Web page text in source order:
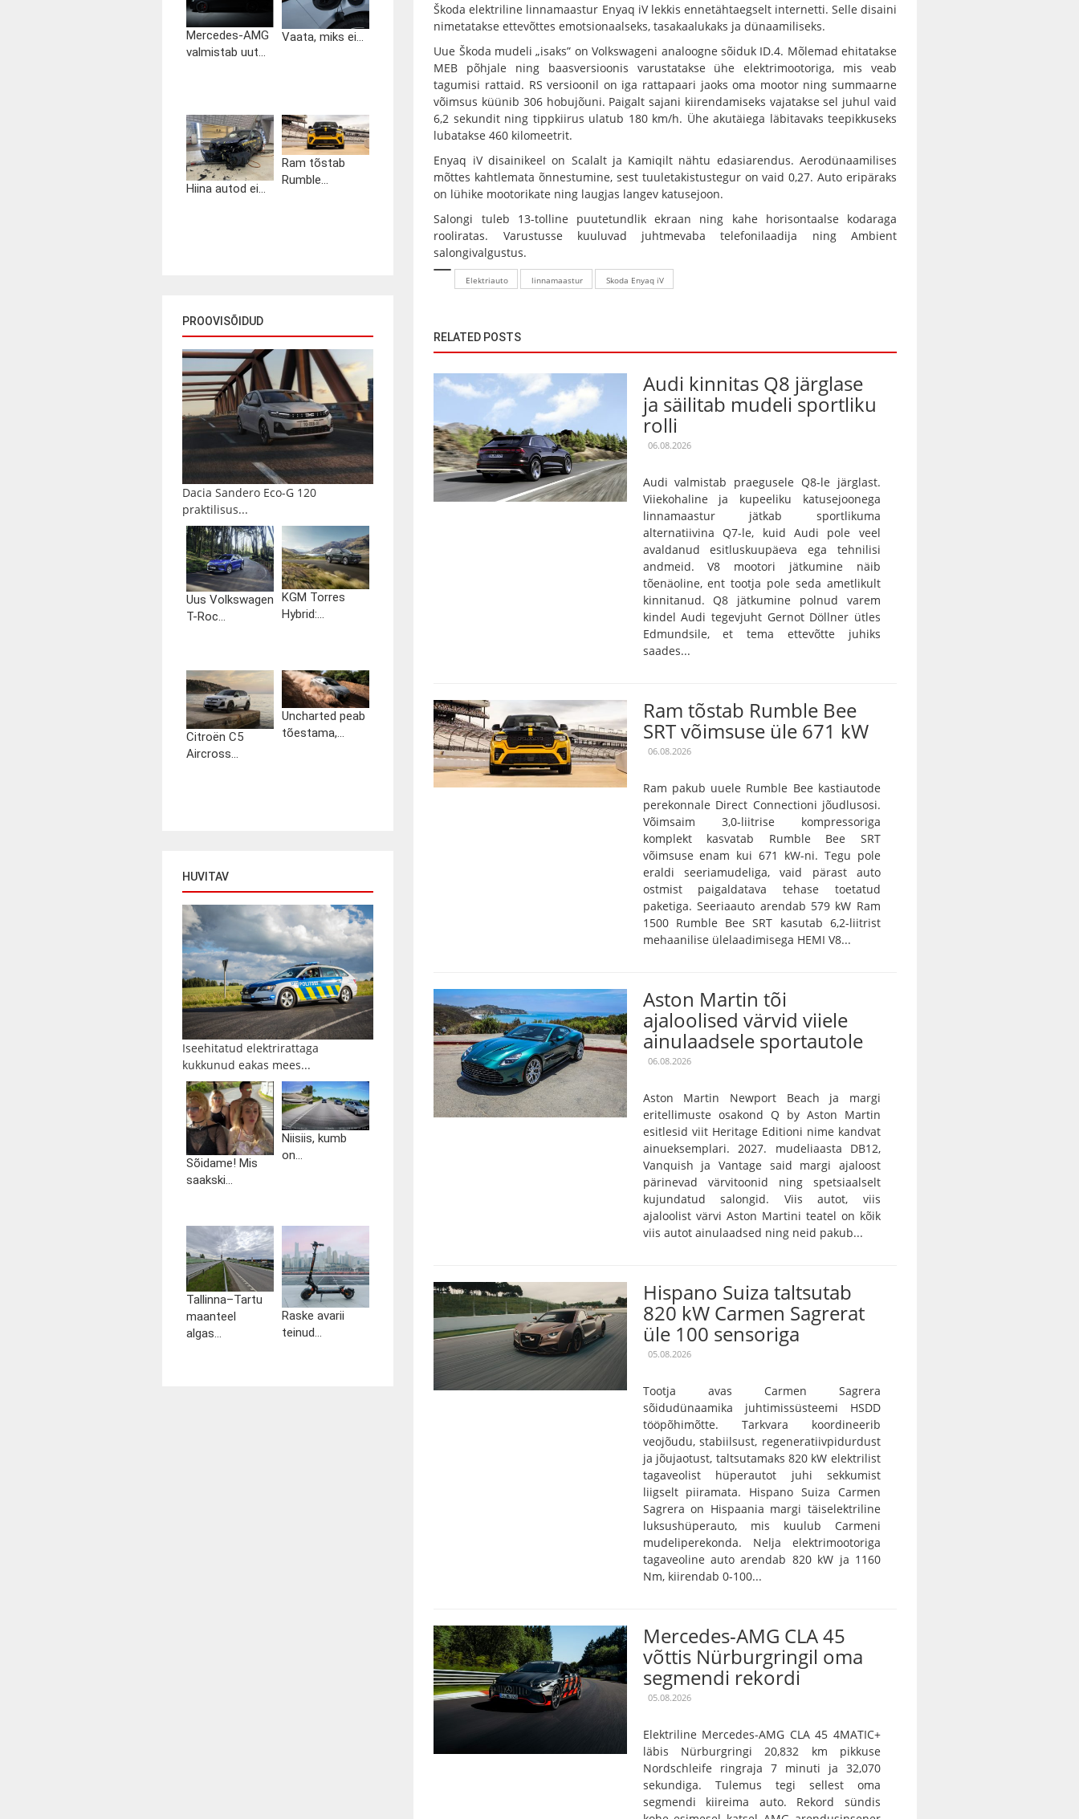
Mercedes-AMG
valmistab uut...
Vaata, miks ei...
Hiina autod ei...
Ram tõstab
Rumble...
PROOVISÕIDUD
Dacia Sandero Eco-G 120
praktilisus...
Uus Volkswagen
T-Roc...
KGM Torres
Hybrid:...
Citroën C5
Aircross...
Uncharted peab
tõestama,...
HUVITAV
Iseehitatud elektrirattaga
kukkunud eakas mees...
Sõidame! Mis
saakski...
Niisiis, kumb
on...
Tallinna–Tartu
maanteel
algas...
Raske avarii
teinud...
Škoda elektriline linnamaastur Enyaq iV lekkis ennetähtaegselt internetti. Selle disaini
nimetatakse ettevõttes emotsionaalseks, tasakaalukaks ja dünaamiliseks.
Uue Škoda mudeli „isaks” on Volkswageni analoogne sõiduk ID.4. Mõlemad ehitatakse
MEB põhjale ning baasversioonis varustatakse ühe elektrimootoriga, mis veab
tagumisi rattaid. RS versioonil on iga rattapaari jaoks oma mootor ning summaarne
võimsus küünib 306 hobujõuni. Paigalt sajani kiirendamiseks vajatakse sel juhul vaid
6,2 sekundit ning tippkiirus ulatub 180 km/h. Ühe akutäiega läbitavaks teepikkuseks
lubatakse 460 kilomeetrit.
Enyaq iV disainikeel on Scalalt ja Kamiqilt nähtu edasiarendus. Aerodünaamilises
mõttes kahtlemata õnnestumine, sest tuuletakistustegur on vaid 0,27. Auto eripäraks
on lühike mootorikate ning laugjas langev katusejoon.
Salongi tuleb 13-tolline puutetundlik ekraan ning kahe horisontaalse kodaraga
rooliratas. Varustusse kuuluvad juhtmevaba telefonilaadija ning Ambient
salongivalgustus.
Elektriauto linnamaastur Skoda Enyaq iV
RELATED POSTS
Audi kinnitas Q8 järglase
ja säilitab mudeli sportliku
rolli
06.08.2026
Audi valmistab praegusele Q8-le järglast.
Viiekohaline ja kupeeliku katusejoonega
linnamaastur jätkab sportlikuma
alternatiivina Q7-le, kuid Audi pole veel
avaldanud esitluskuupäeva ega tehnilisi
andmeid. V8 mootori jätkumine näib
tõenäoline, ent tootja pole seda ametlikult
kinnitanud. Q8 jätkumine polnud varem
kindel Audi tegevjuht Gernot Döllner ütles
Edmundsile, et tema ettevõtte juhiks
saades...
Ram tõstab Rumble Bee
SRT võimsuse üle 671 kW
06.08.2026
Ram pakub uuele Rumble Bee kastiautode
perekonnale Direct Connectioni jõudlusosi.
Võimsaim 3,0-liitrise kompressoriga
komplekt kasvatab Rumble Bee SRT
võimsuse enam kui 671 kW-ni. Tegu pole
eraldi seeriamudeliga, vaid pärast auto
ostmist paigaldatava tehase toetatud
paketiga. Seeriaauto arendab 579 kW Ram
1500 Rumble Bee SRT kasutab 6,2-liitrist
mehaanilise ülelaadimisega HEMI V8...
Aston Martin tõi
ajaloolised värvid viiele
ainulaadsele sportautole
06.08.2026
Aston Martin Newport Beach ja margi
eritellimuste osakond Q by Aston Martin
esitlesid viit Heritage Editioni nime kandvat
ainueksemplari. 2027. mudeliaasta DB12,
Vanquish ja Vantage said margi ajaloost
pärinevad värvitoonid ning spetsiaalselt
kujundatud salongid. Viis autot, viis
ajaloolist värvi Aston Martini teatel on kõik
viis autot ainulaadsed ning neid pakub...
Hispano Suiza taltsutab
820 kW Carmen Sagrerat
üle 100 sensoriga
05.08.2026
Tootja avas Carmen Sagrera
sõidudünaamika juhtimissüsteemi HSDD
tööpõhimõtte. Tarkvara koordineerib
veojõudu, stabiilsust, regeneratiivpidurdust
ja jõujaotust, taltsutamaks 820 kW elektrilist
tagaveolist hüperautot juhi sekkumist
liigselt piiramata. Hispano Suiza Carmen
Sagrera on Hispaania margi täiselektriline
luksushüperauto, mis kuulub Carmeni
mudeliperekonda. Nelja elektrimootoriga
tagaveoline auto arendab 820 kW ja 1160
Nm, kiirendab 0-100...
Mercedes-AMG CLA 45
võttis Nürburgringil oma
segmendi rekordi
05.08.2026
Elektriline Mercedes-AMG CLA 45 4MATIC+
läbis Nürburgringi 20,832 km pikkuse
Nordschleife ringraja 7 minuti ja 32,070
sekundiga. Tulemus tegi sellest oma
segmendi kiireima auto. Rekord sündis